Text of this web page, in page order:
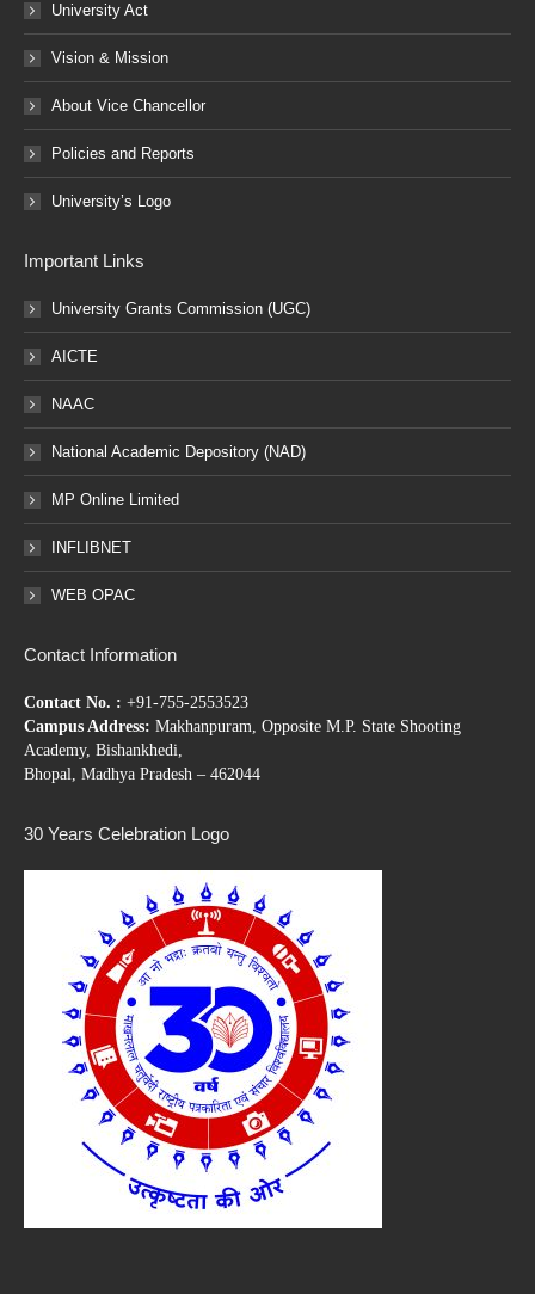
University Act
Vision & Mission
About Vice Chancellor
Policies and Reports
University’s Logo
Important Links
University Grants Commission (UGC)
AICTE
NAAC
National Academic Depository (NAD)
MP Online Limited
INFLIBNET
WEB OPAC
Contact Information
Contact No. : +91-755-2553523
Campus Address: Makhanpuram, Opposite M.P. State Shooting
Academy, Bishankhedi,
Bhopal, Madhya Pradesh – 462044
30 Years Celebration Logo